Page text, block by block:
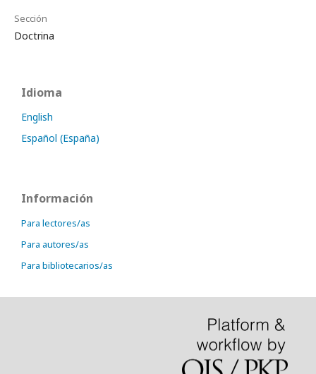
Sección
Doctrina
Idioma
English
Español (España)
Información
Para lectores/as
Para autores/as
Para bibliotecarios/as